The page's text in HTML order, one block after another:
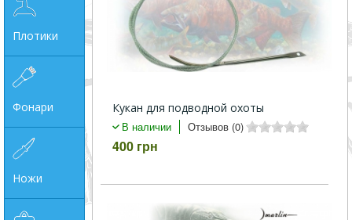
Плотики
Фонари
Ножи
Кукан для подводной охоты
В наличии
Отзывов (0)
400 грн